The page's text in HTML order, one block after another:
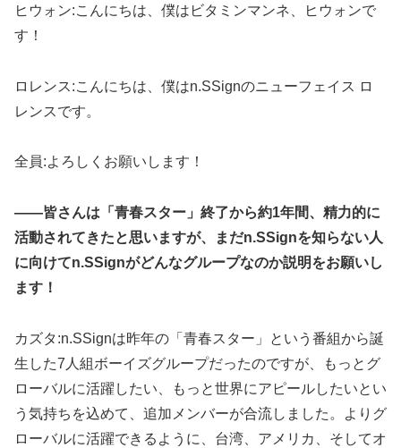
ヒウォン:こんにちは、僕はビタミンマンネ、ヒウォンで
す！
ロレンス:こんにちは、僕はn.SSignのニューフェイス ロ
レンスです。
全員:よろしくお願いします！
――皆さんは「青春スター」終了から約1年間、精力的に
活動されてきたと思いますが、まだn.SSignを知らない人
に向けてn.SSignがどんなグループなのか説明をお願いし
ます！
カズタ:n.SSignは昨年の「青春スター」という番組から誕
生した7人組ボーイズグループだったのですが、もっとグ
ローバルに活躍したい、もっと世界にアピールしたいとい
う気持ちを込めて、追加メンバーが合流しました。よりグ
ローバルに活躍できるように、台湾、アメリカ、そしてオ